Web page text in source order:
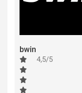
bwin
4,5/5